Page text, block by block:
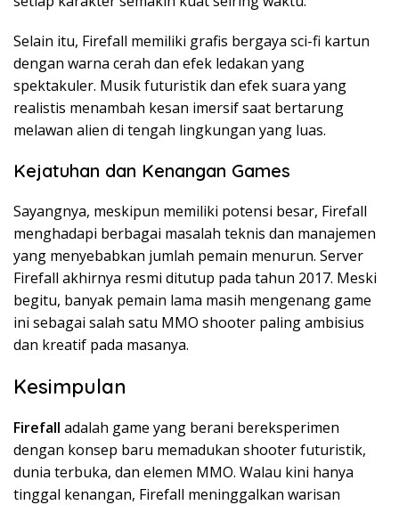
Selain itu, Firefall memiliki grafis bergaya sci-fi kartun
dengan warna cerah dan efek ledakan yang
spektakuler. Musik futuristik dan efek suara yang
realistis menambah kesan imersif saat bertarung
melawan alien di tengah lingkungan yang luas.
Kejatuhan dan Kenangan Games
Sayangnya, meskipun memiliki potensi besar, Firefall
menghadapi berbagai masalah teknis dan manajemen
yang menyebabkan jumlah pemain menurun. Server
Firefall akhirnya resmi ditutup pada tahun 2017. Meski
begitu, banyak pemain lama masih mengenang game
ini sebagai salah satu MMO shooter paling ambisius
dan kreatif pada masanya.
Kesimpulan
Firefall adalah game yang berani bereksperimen
dengan konsep baru memadukan shooter futuristik,
dunia terbuka, dan elemen MMO. Walau kini hanya
tinggal kenangan, Firefall meninggalkan warisan